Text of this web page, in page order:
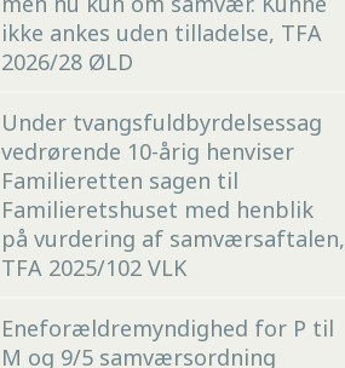
ikke ankes uden tilladelse, TFA
2026/28 ØLD
Under tvangsfuldbyrdelsessag
vedrørende 10-årig henviser
Familieretten sagen til
Familieretshuset med henblik
på vurdering af samværsaftalen,
TFA 2025/102 VLK
Eneforældremyndighed for P til
M og 9/5 samværsordning